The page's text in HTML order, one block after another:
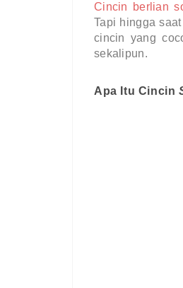
Cincin berlian
Tapi hingga
cincin yang
sekalipun.
Apa Itu Cincin